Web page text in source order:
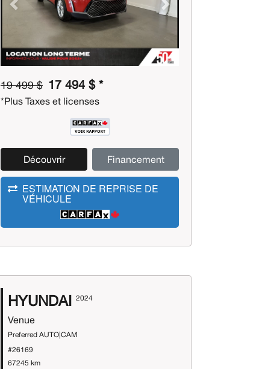
Previous Next
19 499 $ 17 494 $ *
*Plus Taxes et licenses
Découvrir Financement
ESTIMATION DE REPRISE DE
VÉHICULE
HYUNDAI 2024
Venue
Preferred AUTO|CAM
#26169
67245 km